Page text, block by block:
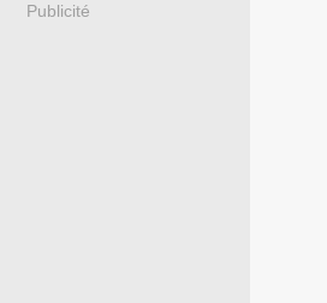
Publicité